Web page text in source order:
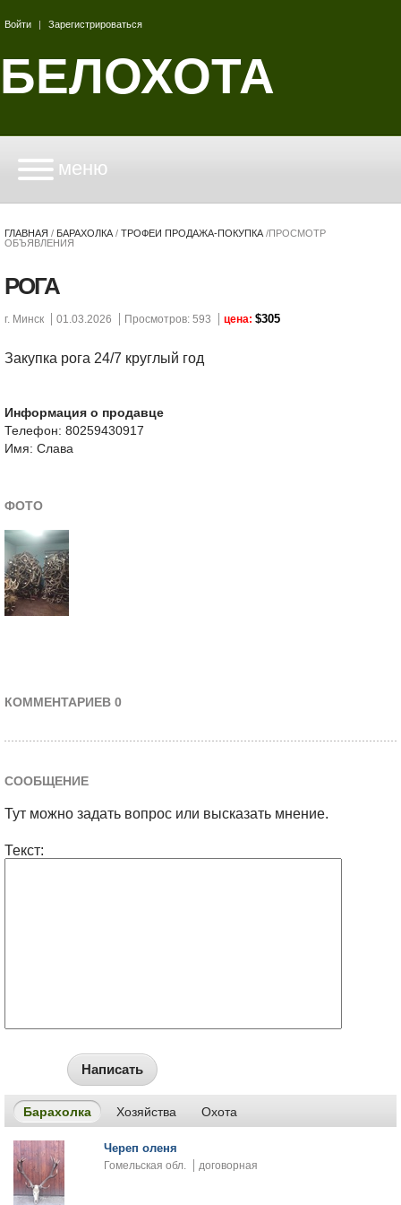
Войти | Зарегистрироваться
БЕЛОХОТА
меню
ГЛАВНАЯ / БАРАХОЛКА / ТРОФЕИ ПРОДАЖА-ПОКУПКА /ПРОСМОТР
ОБЪЯВЛЕНИЯ
РОГА
г. Минск 01.03.2026 Просмотров: 593 цена: $305
Закупка рога 24/7 круглый год
Информация о продавце
Телефон: 80259430917
Имя: Слава
ФОТО
КОММЕНТАРИЕВ 0
СООБЩЕНИЕ
Тут можно задать вопрос или высказать мнение.
Текст:
Написать
Барахолка Хозяйства Охота
Череп оленя
Гомельская обл. договорная